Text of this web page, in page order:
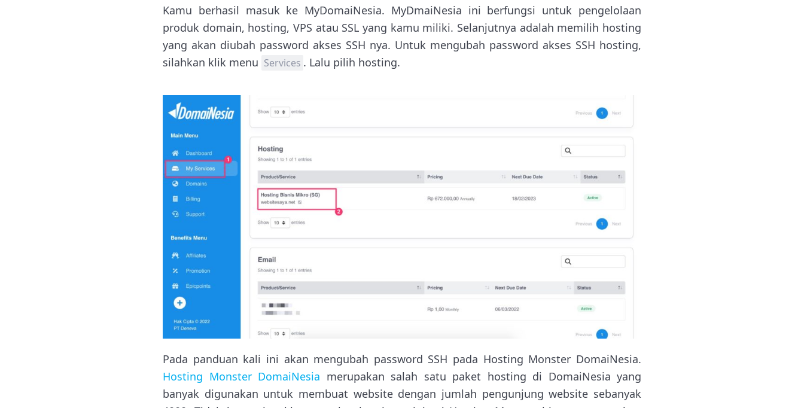
Kamu berhasil masuk ke MyDomaiNesia. MyDmaiNesia ini berfungsi untuk pengelolaan
produk domain, hosting, VPS atau SSL yang kamu miliki. Selanjutnya adalah memilih hosting
yang akan diubah password akses SSH nya. Untuk mengubah password akses SSH hosting,
silahkan klik menu Services . Lalu pilih hosting.
Pada panduan kali ini akan mengubah password SSH pada Hosting Monster DomaiNesia.
Hosting Monster DomaiNesia merupakan salah satu paket hosting di DomaiNesia yang
banyak digunakan untuk membuat website dengan jumlah pengunjung website sebanyak